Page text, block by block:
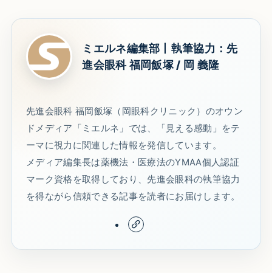
ミエルネ編集部丨執筆協力：先
進会眼科 福岡飯塚 / 岡 義隆
先進会眼科 福岡飯塚（岡眼科クリニック）のオウン
ドメディア「ミエルネ」では、「見える感動」をテ
ーマに視力に関連した情報を発信しています。
メディア編集長は薬機法・医療法のYMAA個人認証
マーク資格を取得しており、先進会眼科の執筆協力
を得ながら信頼できる記事を読者にお届けします。